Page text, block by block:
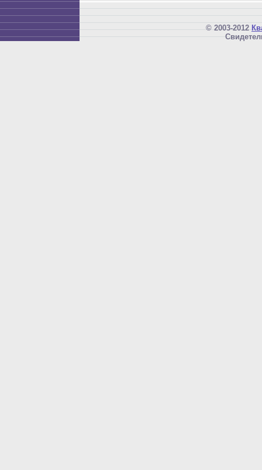
© 2003-2012